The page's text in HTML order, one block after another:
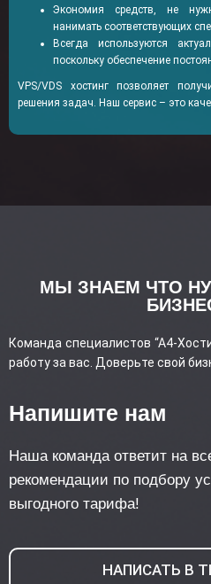
Экономия средств, не
нанимать соответствующих
Всегда используются
поскольку обеспечение
VPS/VDS хостинг позволяет
решения задач. Наш сервис – это
МЫ ЗНАЕМ ЧТО
Команда специалистов “А4-
работу за вас. Доверьте свой
Напишите нам
Наша команда ответит на
рекомендации по подбору
выгодного тарифа!
НАПИСАТЬ В